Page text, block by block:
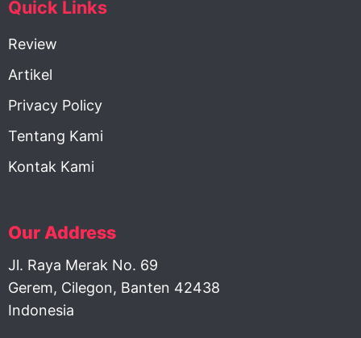
Quick Links
Review
Artikel
Privacy Policy
Tentang Kami
Kontak Kami
Our Address
Jl. Raya Merak No. 69
Gerem, Cilegon, Banten 42438
Indonesia